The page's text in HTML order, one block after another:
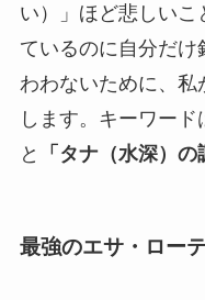
い）」ほど悲しい
ているのに自分だ
わわないために、
します。キーワード
と
「タナ（水深）の
最強のエサ・ロー